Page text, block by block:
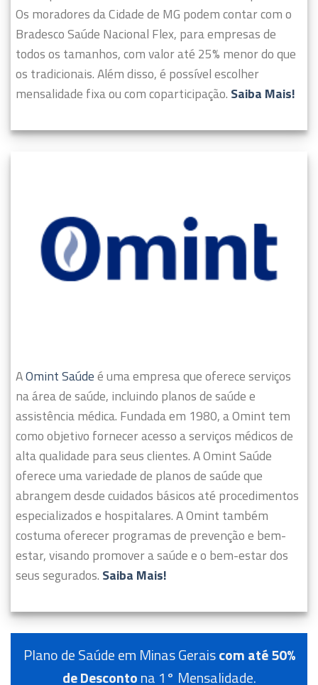
Os moradores da Cidade de MG podem contar com o
Bradesco Saúde Nacional Flex, para empresas de
todos os tamanhos, com valor até 25% menor do que
os tradicionais. Além disso, é possível escolher
mensalidade fixa ou com coparticipação. Saiba Mais!
AOmint Saúdeé uma empresa que oferece serviços
na área de saúde, incluindo planos de saúde e
assistência médica. Fundada em 1980, a Omint tem
como objetivo fornecer acesso a serviços médicos de
alta qualidade para seus clientes.A Omint Saúde
oferece uma variedade de planos de saúde que
abrangem desde cuidados básicos até procedimentos
especializados e hospitalares. A Omint também
costuma oferecer programas de prevenção e bem-
estar, visando promover a saúde e o bem-estar dos
seus segurados. Saiba Mais!
Plano de Saúde em Minas Geraiscom até 50%
de Descontona 1° Mensalidade.